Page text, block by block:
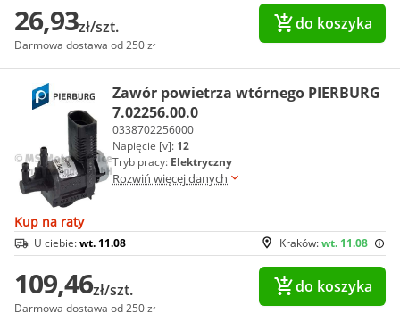
26,93zł/szt.
Darmowa dostawa od 250 zł
do koszyka
Zawór powietrza wtórnego PIERBURG
7.02256.00.0
0338702256000
Napięcie [v]: 12
Tryb pracy: Elektryczny
Rozwiń więcej danych
Kup na raty
Kraków:wt. 11.08
U ciebie:wt. 11.08
109,46zł/szt.
Darmowa dostawa od 250 zł
do koszyka